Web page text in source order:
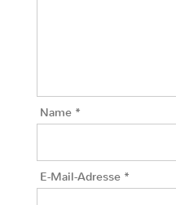
Name *
E-Mail-Adresse *